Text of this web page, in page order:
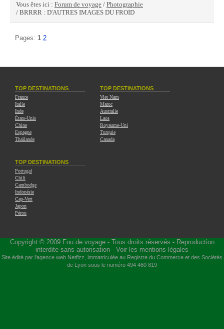
Vous êtes ici : Forum de voyage / Photographie
/ BRRRR : D'AUTRES IMAGES DU FROID
Pages: 1 2
TOP DESTINATIONS
France
Italie
Inde
États-Unis
Chine
Espagne
Thaïlande
TOP DESTINATIONS
Viet Nam
Maroc
Australie
Laos
Royaume-Uni
Turquie
Canada
TOP DESTINATIONS
Portugal
Chili
Cambodge
Indonésie
Cap-Vert
Japon
Pérou
Copyright © 2009 Fou de voyage- Tous droits réservés - Reproduction
interdite sans autorisation - Voir les mentions légales
Site édité par l'agence web Netfizz , immatriculée au Registre du Commerce et des Sociétés
de Lyon sous le numéro 494 460 819